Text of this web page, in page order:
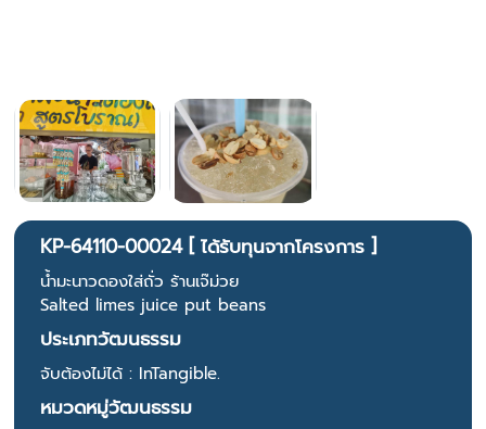
KP-64110-00024 [ ได้รับทุนจากโครงการ ]
น้ำมะนาวดองใส่ถั่ว ร้านเจ๊ม่วย
Salted limes juice put beans
ประเภทวัฒนธรรม
จับต้องไม่ได้ : InTangible.
หมวดหมู่วัฒนธรรม